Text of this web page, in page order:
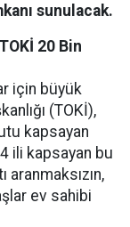
sunulacak.
20 Bin
için büyük
(TOKİ),
kapsayan
ili kapsayan bu
ev sahibi